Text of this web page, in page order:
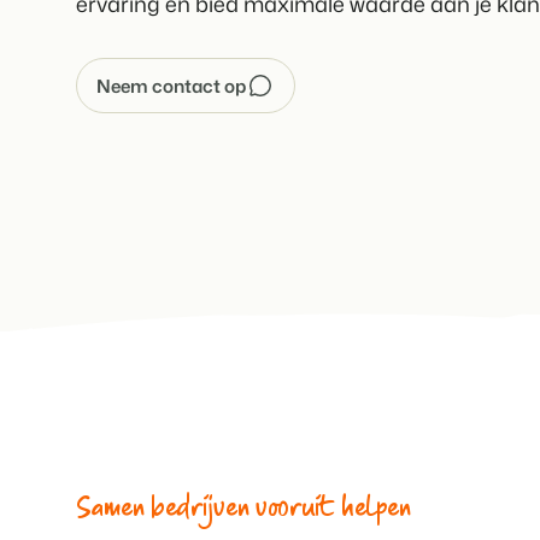
Neem contact op
Samen bedrijven vooruit helpen